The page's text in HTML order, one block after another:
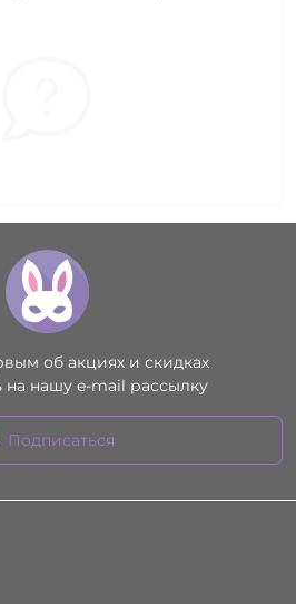
об акциях и скидках
нашу e-mail рассылку
Подписаться